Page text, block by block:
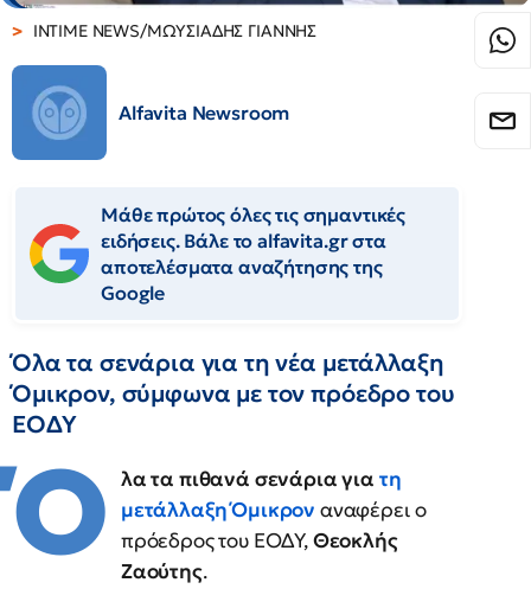
INTIME NEWS/ΜΩΥΣΙΑΔΗΣ ΓΙΑΝΝΗΣ
Alfavita Newsroom
Μάθε πρώτος όλες τις σημαντικές
ειδήσεις. Βάλε το alfavita.gr στα
αποτελέσματα αναζήτησης της
Google
Όλα τα σενάρια για τη νέα μετάλλαξη
Όμικρον, σύμφωνα με τον πρόεδρο του
ΕΟΔΥ
Ό λα τα πιθανά σενάρια για τη
μετάλλαξη Όμικρον αναφέρει ο
πρόεδρος του ΕΟΔΥ,Θεοκλής
Ζαούτης.